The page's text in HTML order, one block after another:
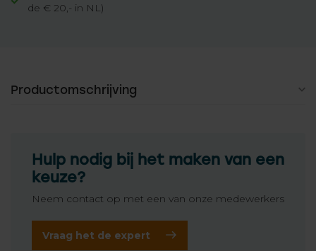
de € 20,- in NL)
Productomschrijving
Hulp nodig bij het maken van een
keuze?
Neem contact op met een van onze medewerkers
Vraag het de expert